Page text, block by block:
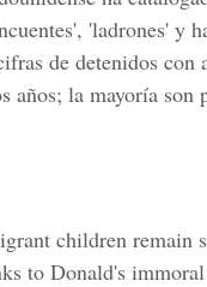
'ladrones' y
de detenidos con
años; la mayoría son
children remain
to Donald's